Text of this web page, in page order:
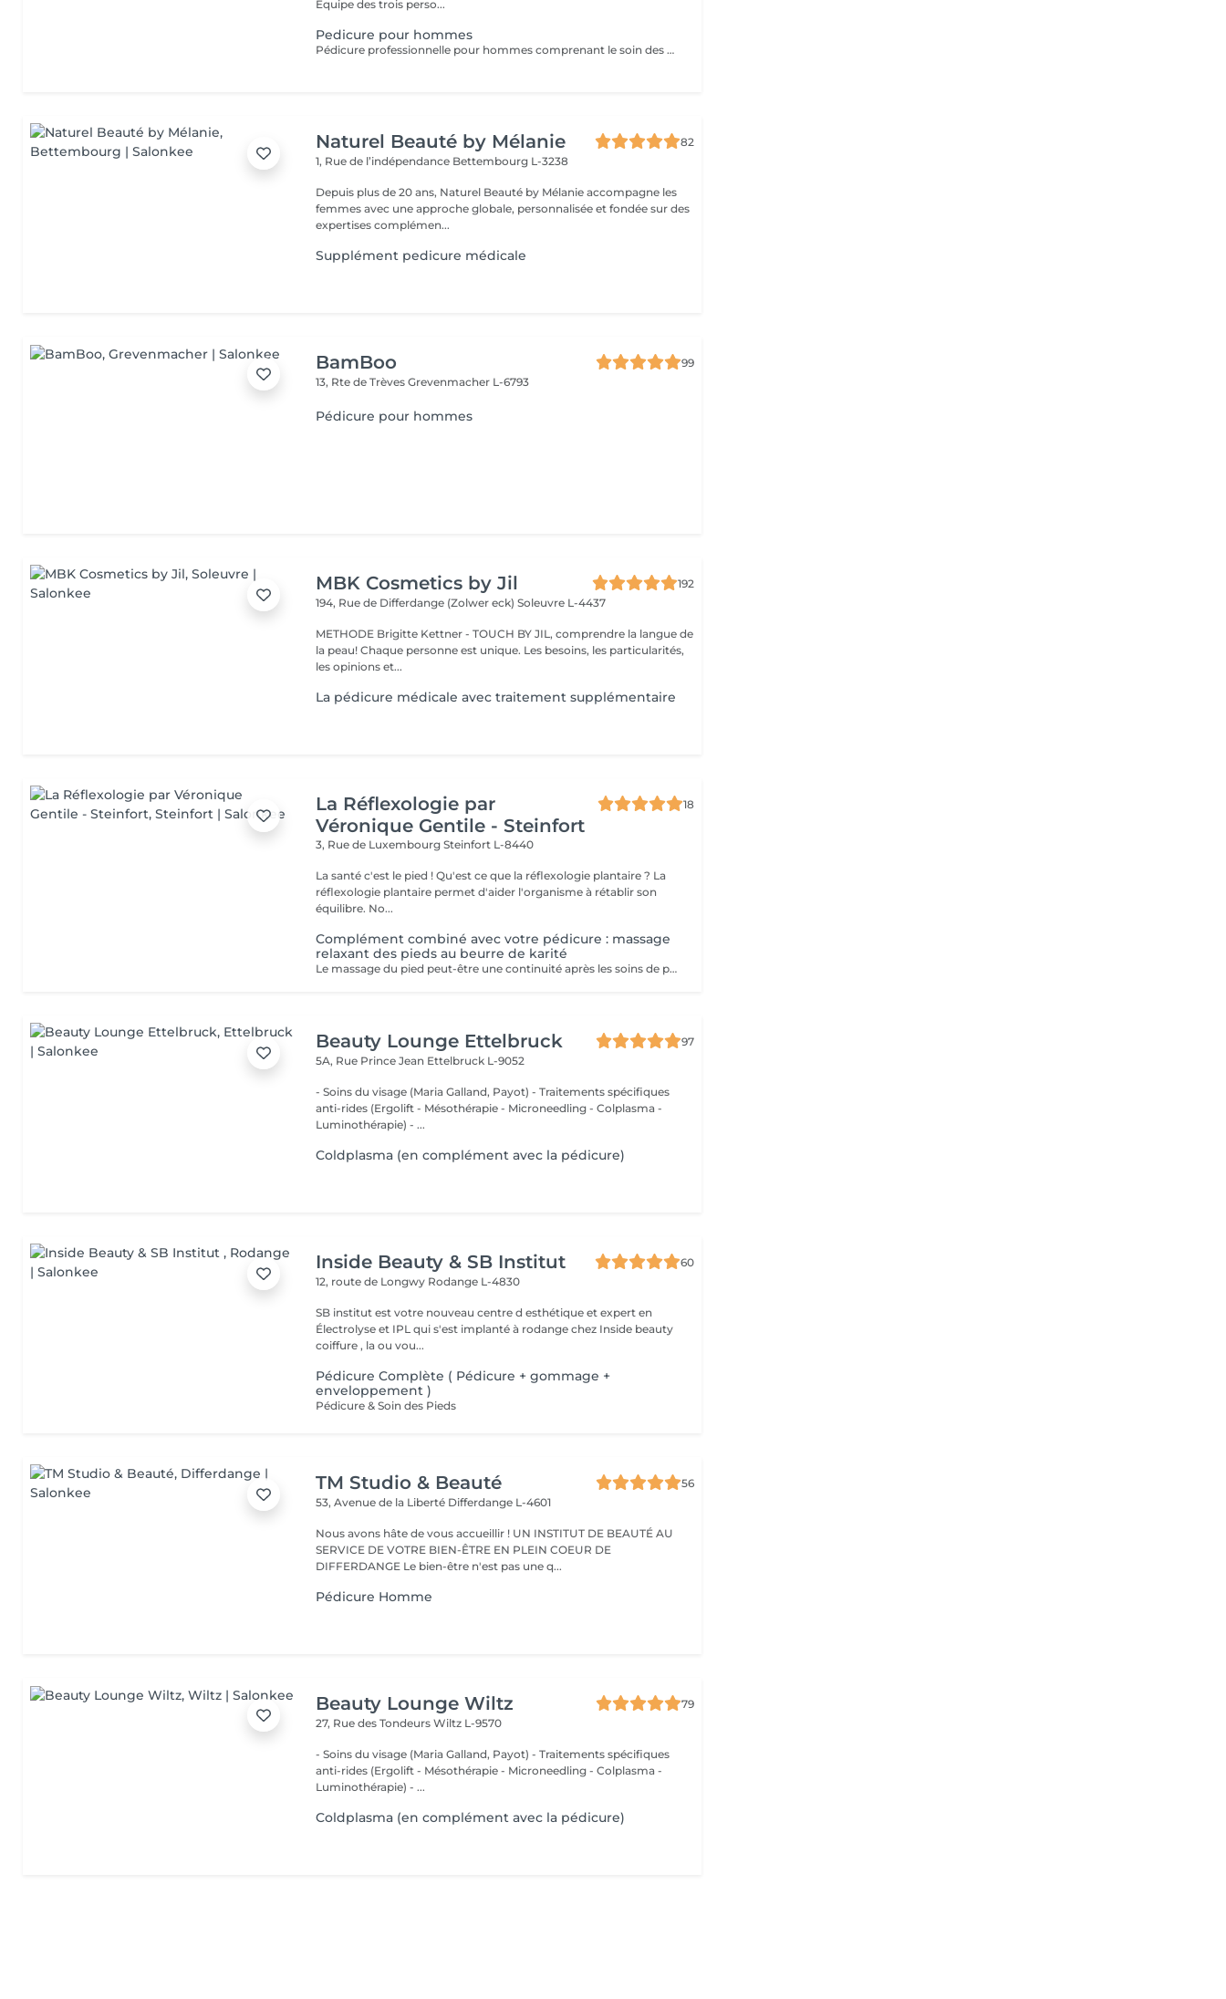
Équipe des trois perso...
Pedicure pour hommes
Pédicure professionnelle pour hommes comprenant le soin des ongles, le traitement des cuticules, l'élimination des callosités et l'hydratation des pieds. Idéal pour des pieds propres, soignés et confortables.
Naturel Beauté by Mélanie
82
1, Rue de l’indépendance Bettembourg L-3238
Depuis plus de 20 ans, Naturel Beauté by Mélanie accompagne les
femmes avec une approche globale, personnalisée et fondée sur des
expertises complémen...
Supplément pedicure médicale
BamBoo
99
13, Rte de TrèvesGrevenmacher L-6793
Pédicure pour hommes
MBK Cosmetics by Jil
192
194, Rue de Differdange (Zolwer eck)Soleuvre L-4437
METHODE Brigitte Kettner - TOUCH BY JIL, comprendre la langue de
la peau! Chaque personne est unique. Les besoins, les particularités,
les opinions et...
La pédicure médicale avec traitement supplémentaire
La Réflexologie par
Véronique Gentile - Steinfort
18
3, Rue de LuxembourgSteinfort L-8440
La santé c'est le pied ! Qu'est ce que la réflexologie plantaire ? La
réflexologie plantaire permet d'aider l'organisme à rétablir son
équilibre. No...
Complément combiné avec votre pédicure : massage
relaxant des pieds au beurre de karité
Le massage du pied peut-être une continuité après les soins de pédicure: - Apporte une détente - Evacue tout stress - Stimule la circulation sanguine
Beauty Lounge Ettelbruck
97
5A, Rue Prince Jean Ettelbruck L-9052
- Soins du visage (Maria Galland, Payot) - Traitements spécifiques
anti-rides (Ergolift - Mésothérapie - Microneedling - Colplasma -
Luminothérapie) - ...
Coldplasma (en complément avec la pédicure)
Inside Beauty & SB Institut
60
12, route de Longwy Rodange L-4830
SB institut est votre nouveau centre d esthétique et expert en
Électrolyse et IPL qui s'est implanté à rodange chez Inside beauty
coiffure , la ou vou...
Pédicure Complète ( Pédicure + gommage +
enveloppement )
Pédicure & Soin des Pieds
TM Studio & Beauté
56
53, Avenue de la Liberté Differdange L-4601
Nous avons hâte de vous accueillir ! UN INSTITUT DE BEAUTÉ AU
SERVICE DE VOTRE BIEN-ÊTRE EN PLEIN COEUR DE
DIFFERDANGE Le bien-être n'est pas une q...
Pédicure Homme
Beauty Lounge Wiltz
79
27, Rue des TondeursWiltz L-9570
- Soins du visage (Maria Galland, Payot) - Traitements spécifiques
anti-rides (Ergolift - Mésothérapie - Microneedling - Colplasma -
Luminothérapie) - ...
Coldplasma (en complément avec la pédicure)